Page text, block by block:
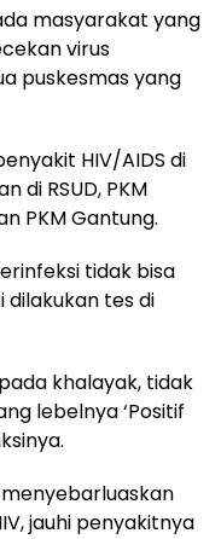
masyarakat yang
virus
puskesmas yang
HIV/AIDS di
di RSUD, PKM
PKM Gantung.
tidak bisa
dilakukan tes di
khalayak, tidak
lebelnya ‘Positif
jauhi penyakitnya